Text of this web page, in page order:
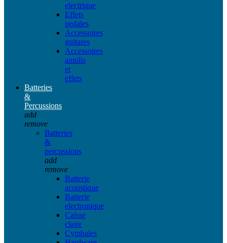
electrique
Effets
pedales
Accessoires
guitares
Accessoires
amplis
et
effets
Batteries
&
Percussions
add
remove
Batteries
&
percussions
add
remove
Batterie
acoustique
Batterie
electronique
Caisse
claire
Cymbales